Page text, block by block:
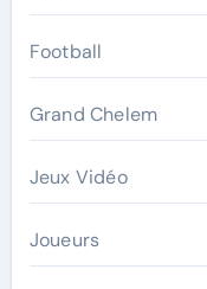
Football
Grand Chelem
Jeux Vidéo
Joueurs